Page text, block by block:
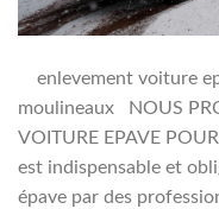
enlevement voiture
moulineaux NOUS
VOITURE EPAVE
est indispensable et
épave par des